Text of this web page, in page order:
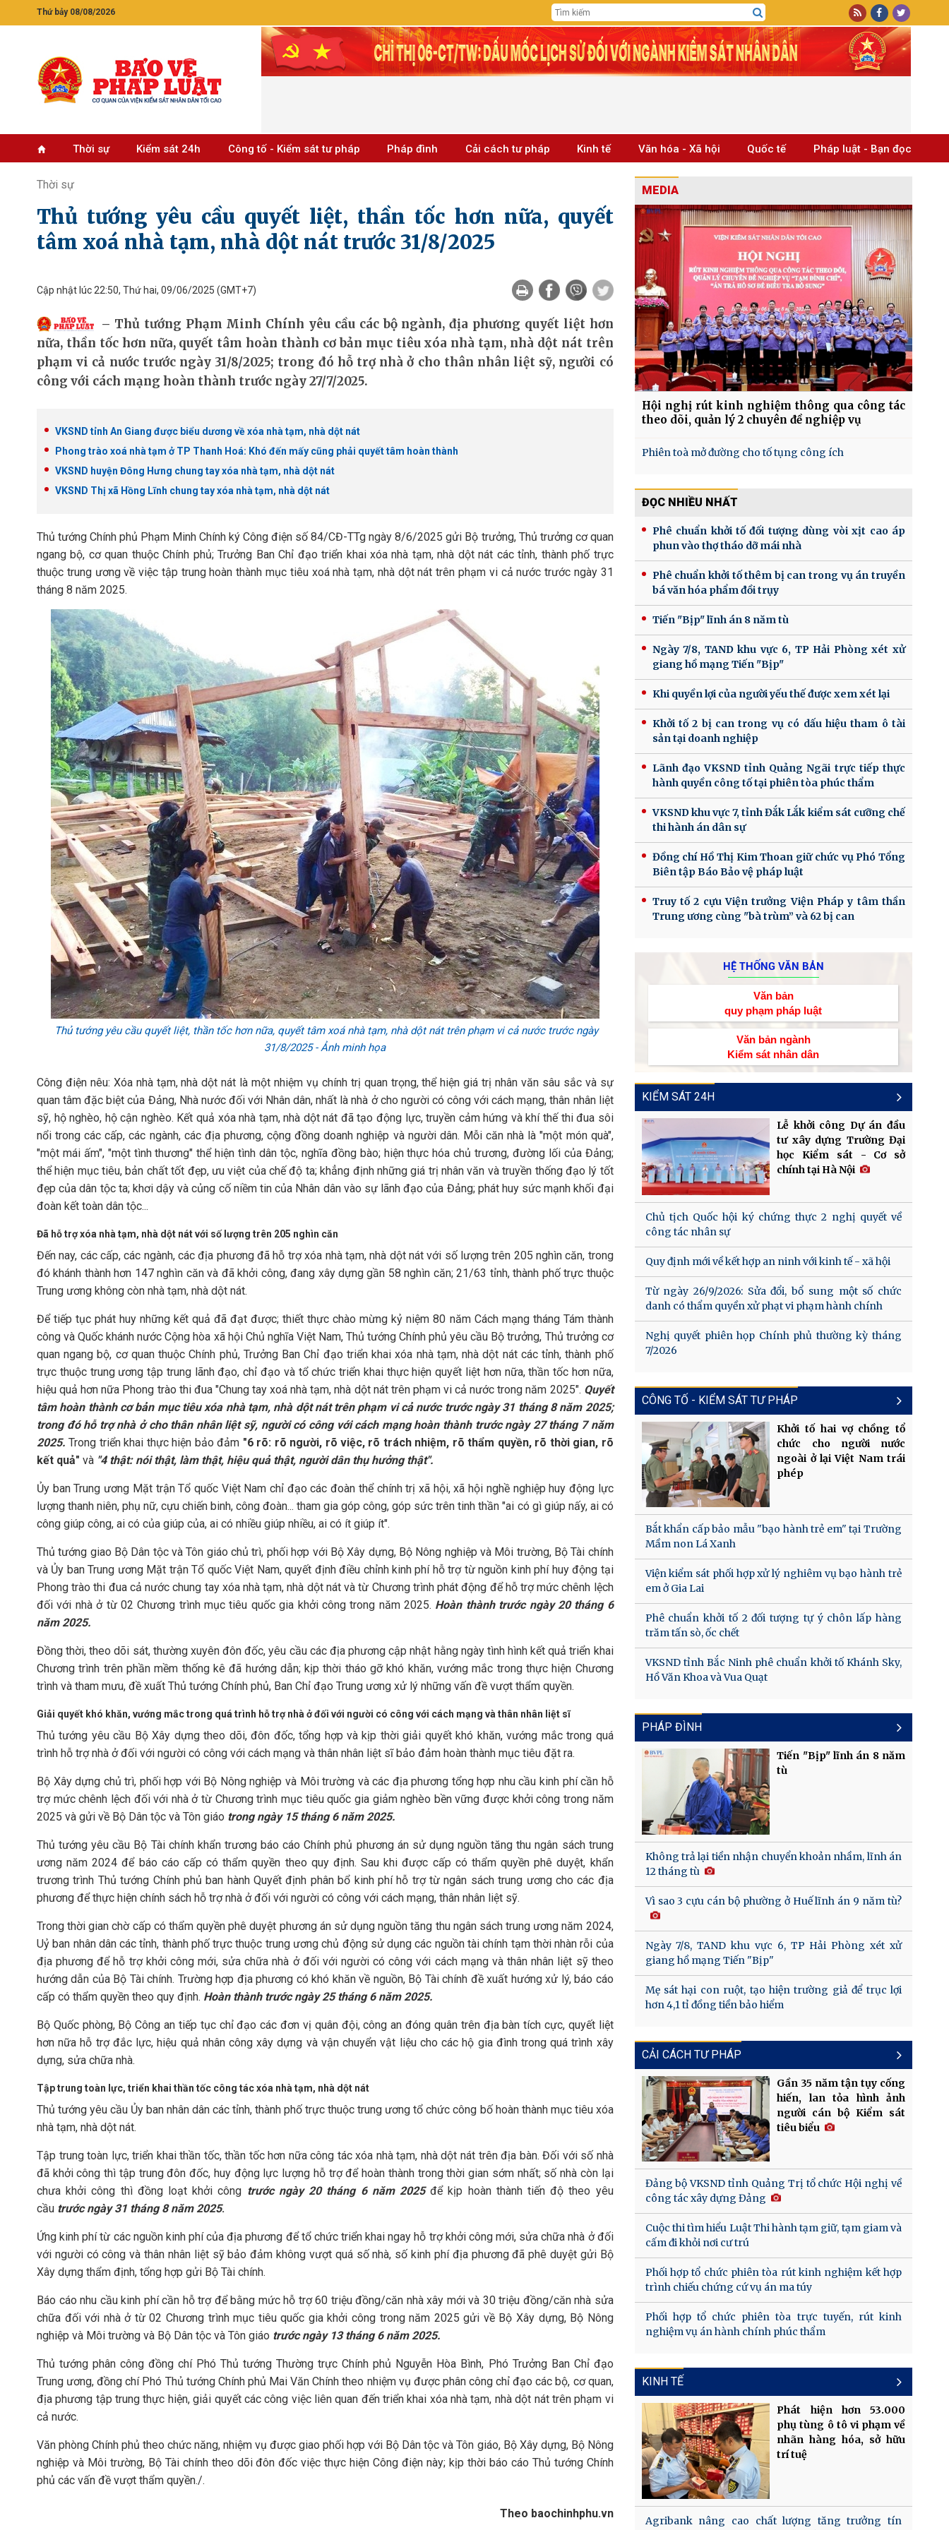
Thứ bảy 08/08/2026
Thời sự Kiểm sát 24h Công tố - Kiểm sát tư pháp Pháp đình Cải cách tư pháp Kinh tế Văn hóa - Xã hội Quốc tế Pháp luật - Bạn đọc
Thời sự
Thủ tướng yêu cầu quyết liệt, thần tốc hơn nữa, quyết
tâm xoá nhà tạm, nhà dột nát trước 31/8/2025
Cập nhật lúc 22:50, Thứ hai, 09/06/2025 (GMT+7)
Thủ tướng Phạm Minh Chính yêu cầu các bộ ngành, địa phương quyết liệt hơn
nữa, thần tốc hơn nữa, quyết tâm hoàn thành cơ bản mục tiêu xóa nhà tạm, nhà dột nát trên
phạm vi cả nước trước ngày 31/8/2025; trong đó hỗ trợ nhà ở cho thân nhân liệt sỹ, người có
công với cách mạng hoàn thành trước ngày 27/7/2025.
VKSND tỉnh An Giang được biểu dương về xóa nhà tạm, nhà dột nát
Phong trào xoá nhà tạm ở TP Thanh Hoá: Khó đến mấy cũng phải quyết tâm hoàn thành
VKSND huyện Đông Hưng chung tay xóa nhà tạm, nhà dột nát
VKSND Thị xã Hồng Lĩnh chung tay xóa nhà tạm, nhà dột nát
Thủ tướng Chính phủ Phạm Minh Chính ký Công điện số 84/CĐ-TTg ngày 8/6/2025 gửi Bộ trưởng, Thủ trưởng cơ quan
ngang bộ, cơ quan thuộc Chính phủ; Trưởng Ban Chỉ đạo triển khai xóa nhà tạm, nhà dột nát các tỉnh, thành phố trực
thuộc trung ương về việc tập trung hoàn thành mục tiêu xoá nhà tạm, nhà dột nát trên phạm vi cả nước trước ngày 31
tháng 8 năm 2025.
Thủ tướng yêu cầu quyết liệt, thần tốc hơn nữa, quyết tâm xoá nhà tạm, nhà dột nát trên phạm vi cả nước trước ngày
31/8/2025 - Ảnh minh họa
Công điện nêu: Xóa nhà tạm, nhà dột nát là một nhiệm vụ chính trị quan trọng, thể hiện giá trị nhân văn sâu sắc và sự
quan tâm đặc biệt của Đảng, Nhà nước đối với Nhân dân, nhất là nhà ở cho người có công với cách mạng, thân nhân liệt
sỹ, hộ nghèo, hộ cận nghèo. Kết quả xóa nhà tạm, nhà dột nát đã tạo động lực, truyền cảm hứng và khí thế thi đua sôi
nổi trong các cấp, các ngành, các địa phương, cộng đồng doanh nghiệp và người dân. Mỗi căn nhà là "một món quà",
"một mái ấm", "một tình thương" thể hiện tình dân tộc, nghĩa đồng bào; hiện thực hóa chủ trương, đường lối của Đảng;
thể hiện mục tiêu, bản chất tốt đẹp, ưu việt của chế độ ta; khẳng định những giá trị nhân văn và truyền thống đạo lý tốt
đẹp của dân tộc ta; khơi dậy và củng cố niềm tin của Nhân dân vào sự lãnh đạo của Đảng; phát huy sức mạnh khối đại
đoàn kết toàn dân tộc...
Đã hỗ trợ xóa nhà tạm, nhà dột nát với số lượng trên 205 nghìn căn
Đến nay, các cấp, các ngành, các địa phương đã hỗ trợ xóa nhà tạm, nhà dột nát với số lượng trên 205 nghìn căn, trong
đó khánh thành hơn 147 nghìn căn và đã khởi công, đang xây dựng gần 58 nghìn căn; 21/63 tỉnh, thành phố trực thuộc
Trung ương không còn nhà tạm, nhà dột nát.
Để tiếp tục phát huy những kết quả đã đạt được; thiết thực chào mừng kỷ niệm 80 năm Cách mạng tháng Tám thành
công và Quốc khánh nước Cộng hòa xã hội Chủ nghĩa Việt Nam, Thủ tướng Chính phủ yêu cầu Bộ trưởng, Thủ trưởng cơ
quan ngang bộ, cơ quan thuộc Chính phủ, Trưởng Ban Chỉ đạo triển khai xóa nhà tạm, nhà dột nát các tỉnh, thành phố
trực thuộc trung ương tập trung lãnh đạo, chỉ đạo và tổ chức triển khai thực hiện quyết liệt hơn nữa, thần tốc hơn nữa,
hiệu quả hơn nữa Phong trào thi đua "Chung tay xoá nhà tạm, nhà dột nát trên phạm vi cả nước trong năm 2025". Quyết
tâm hoàn thành cơ bản mục tiêu xóa nhà tạm, nhà dột nát trên phạm vi cả nước trước ngày 31 tháng 8 năm 2025;
trong đó hỗ trợ nhà ở cho thân nhân liệt sỹ, người có công với cách mạng hoàn thành trước ngày 27 tháng 7 năm
2025. Trong triển khai thực hiện bảo đảm "6 rõ: rõ người, rõ việc, rõ trách nhiệm, rõ thẩm quyền, rõ thời gian, rõ
kết quả" và "4 thật: nói thật, làm thật, hiệu quả thật, người dân thụ hưởng thật".
Ủy ban Trung ương Mặt trận Tổ quốc Việt Nam chỉ đạo các đoàn thể chính trị xã hội, xã hội nghề nghiệp huy động lực
lượng thanh niên, phụ nữ, cựu chiến binh, công đoàn... tham gia góp công, góp sức trên tinh thần "ai có gì giúp nấy, ai có
công giúp công, ai có của giúp của, ai có nhiều giúp nhiều, ai có ít giúp ít".
Thủ tướng giao Bộ Dân tộc và Tôn giáo chủ trì, phối hợp với Bộ Xây dựng, Bộ Nông nghiệp và Môi trường, Bộ Tài chính
và Ủy ban Trung ương Mặt trận Tổ quốc Việt Nam, quyết định điều chỉnh kinh phí hỗ trợ từ nguồn kinh phí huy động tại
Phong trào thi đua cả nước chung tay xóa nhà tạm, nhà dột nát và từ Chương trình phát động để hỗ trợ mức chênh lệch
đối với nhà ở từ 02 Chương trình mục tiêu quốc gia khởi công trong năm 2025. Hoàn thành trước ngày 20 tháng 6
năm 2025.
Đồng thời, theo dõi sát, thường xuyên đôn đốc, yêu cầu các địa phương cập nhật hằng ngày tình hình kết quả triển khai
Chương trình trên phần mềm thống kê đã hướng dẫn; kịp thời tháo gỡ khó khăn, vướng mắc trong thực hiện Chương
trình và tham mưu, đề xuất Thủ tướng Chính phủ, Ban Chỉ đạo Trung ương xử lý những vấn đề vượt thẩm quyền.
Giải quyết khó khăn, vướng mắc trong quá trình hỗ trợ nhà ở đối với người có công với cách mạng và thân nhân liệt sĩ
Thủ tướng yêu cầu Bộ Xây dựng theo dõi, đôn đốc, tổng hợp và kịp thời giải quyết khó khăn, vướng mắc trong quá
trình hỗ trợ nhà ở đối với người có công với cách mạng và thân nhân liệt sĩ bảo đảm hoàn thành mục tiêu đặt ra.
Bộ Xây dựng chủ trì, phối hợp với Bộ Nông nghiệp và Môi trường và các địa phương tổng hợp nhu cầu kinh phí cần hỗ
trợ mức chênh lệch đối với nhà ở từ Chương trình mục tiêu quốc gia giảm nghèo bền vững được khởi công trong năm
2025 và gửi về Bộ Dân tộc và Tôn giáo trong ngày 15 tháng 6 năm 2025.
Thủ tướng yêu cầu Bộ Tài chính khẩn trương báo cáo Chính phủ phương án sử dụng nguồn tăng thu ngân sách trung
ương năm 2024 để báo cáo cấp có thẩm quyền theo quy định. Sau khi được cấp có thẩm quyền phê duyệt, khẩn
trương trình Thủ tướng Chính phủ ban hành Quyết định phân bổ kinh phí hỗ trợ từ ngân sách trung ương cho các địa
phương để thực hiện chính sách hỗ trợ nhà ở đối với người có công với cách mạng, thân nhân liệt sỹ.
Trong thời gian chờ cấp có thẩm quyền phê duyệt phương án sử dụng nguồn tăng thu ngân sách trung ương năm 2024,
Uỷ ban nhân dân các tỉnh, thành phố trực thuộc trung ương chủ động sử dụng các nguồn tài chính tạm thời nhàn rỗi của
địa phương để hỗ trợ khởi công mới, sửa chữa nhà ở đối với người có công với cách mạng và thân nhân liệt sỹ theo
hướng dẫn của Bộ Tài chính. Trường hợp địa phương có khó khăn về nguồn, Bộ Tài chính đề xuất hướng xử lý, báo cáo
cấp có thẩm quyền theo quy định. Hoàn thành trước ngày 25 tháng 6 năm 2025.
Bộ Quốc phòng, Bộ Công an tiếp tục chỉ đạo các đơn vị quân đội, công an đóng quân trên địa bàn tích cực, quyết liệt
hơn nữa hỗ trợ đắc lực, hiệu quả nhân công xây dựng và vận chuyển vật liệu cho các hộ gia đình trong quá trình xây
dựng, sửa chữa nhà.
Tập trung toàn lực, triển khai thần tốc công tác xóa nhà tạm, nhà dột nát
Thủ tướng yêu cầu Ủy ban nhân dân các tỉnh, thành phố trực thuộc trung ương tổ chức công bố hoàn thành mục tiêu xóa
nhà tạm, nhà dột nát.
Tập trung toàn lực, triển khai thần tốc, thần tốc hơn nữa công tác xóa nhà tạm, nhà dột nát trên địa bàn. Đối với số nhà
đã khởi công thì tập trung đôn đốc, huy động lực lượng hỗ trợ để hoàn thành trong thời gian sớm nhất; số nhà còn lại
chưa khởi công thì đồng loạt khởi công trước ngày 20 tháng 6 năm 2025để kịp hoàn thành tiến độ theo yêu
cầu trước ngày 31 tháng 8 năm 2025.
Ứng kinh phí từ các nguồn kinh phí của địa phương để tổ chức triển khai ngay hỗ trợ khởi công mới, sửa chữa nhà ở đối
với người có công và thân nhân liệt sỹ bảo đảm không vượt quá số nhà, số kinh phí địa phương đã phê duyệt gửi Bộ
Xây dựng thẩm định, tổng hợp gửi Bộ Tài chính.
Báo cáo nhu cầu kinh phí cần hỗ trợ để bằng mức hỗ trợ 60 triệu đồng/căn nhà xây mới và 30 triệu đồng/căn nhà sửa
chữa đối với nhà ở từ 02 Chương trình mục tiêu quốc gia khởi công trong năm 2025 gửi về Bộ Xây dựng, Bộ Nông
nghiệp và Môi trường và Bộ Dân tộc và Tôn giáo trước ngày 13 tháng 6 năm 2025.
Thủ tướng phân công đồng chí Phó Thủ tướng Thường trực Chính phủ Nguyễn Hòa Bình, Phó Trưởng Ban Chỉ đạo
Trung ương, đồng chí Phó Thủ tướng Chính phủ Mai Văn Chính theo nhiệm vụ được phân công chỉ đạo các bộ, cơ quan,
địa phương tập trung thực hiện, giải quyết các công việc liên quan đến triển khai xóa nhà tạm, nhà dột nát trên phạm vi
cả nước.
Văn phòng Chính phủ theo chức năng, nhiệm vụ được giao phối hợp với Bộ Dân tộc và Tôn giáo, Bộ Xây dựng, Bộ Nông
nghiệp và Môi trường, Bộ Tài chính theo dõi đôn đốc việc thực hiện Công điện này; kịp thời báo cáo Thủ tướng Chính
phủ các vấn đề vượt thẩm quyền./.
Theo baochinhphu.vn
MEDIA
Hội nghị rút kinh nghiệm thông qua công tác
theo dõi, quản lý 2 chuyên đề nghiệp vụ
Phiên toà mở đường cho tố tụng công ích
ĐỌC NHIỀU NHẤT
Phê chuẩn khởi tố đối tượng dùng vòi xịt cao áp
phun vào thợ tháo dỡ mái nhà
Phê chuẩn khởi tố thêm bị can trong vụ án truyền
bá văn hóa phẩm đồi trụy
Tiến "Bịp" lĩnh án 8 năm tù
Ngày 7/8, TAND khu vực 6, TP Hải Phòng xét xử
giang hồ mạng Tiến "Bịp"
Khi quyền lợi của người yếu thế được xem xét lại
Khởi tố 2 bị can trong vụ có dấu hiệu tham ô tài
sản tại doanh nghiệp
Lãnh đạo VKSND tỉnh Quảng Ngãi trực tiếp thực
hành quyền công tố tại phiên tòa phúc thẩm
VKSND khu vực 7, tỉnh Đắk Lắk kiểm sát cưỡng chế
thi hành án dân sự
Đồng chí Hồ Thị Kim Thoan giữ chức vụ Phó Tổng
Biên tập Báo Bảo vệ pháp luật
Truy tố 2 cựu Viện trưởng Viện Pháp y tâm thần
Trung ương cùng "bà trùm” và 62 bị can
HỆ THỐNG VĂN BẢN
Văn bản
quy phạm pháp luật
Văn bản ngành
Kiểm sát nhân dân
KIỂM SÁT 24H
Lễ khởi công Dự án đầu
tư xây dựng Trường Đại
học Kiểm sát - Cơ sở
chính tại Hà Nội
Chủ tịch Quốc hội ký chứng thực 2 nghị quyết về
công tác nhân sự
Quy định mới về kết hợp an ninh với kinh tế - xã hội
Từ ngày 26/9/2026: Sửa đổi, bổ sung một số chức
danh có thẩm quyền xử phạt vi phạm hành chính
Nghị quyết phiên họp Chính phủ thường kỳ tháng
7/2026
CÔNG TỐ - KIỂM SÁT TƯ PHÁP
Khởi tố hai vợ chồng tổ
chức cho người nước
ngoài ở lại Việt Nam trái
phép
Bắt khẩn cấp bảo mẫu "bạo hành trẻ em" tại Trường
Mầm non Lá Xanh
Viện kiểm sát phối hợp xử lý nghiêm vụ bạo hành trẻ
em ở Gia Lai
Phê chuẩn khởi tố 2 đối tượng tự ý chôn lấp hàng
trăm tấn sò, ốc chết
VKSND tỉnh Bắc Ninh phê chuẩn khởi tố Khánh Sky,
Hồ Văn Khoa và Vua Quạt
PHÁP ĐÌNH
Tiến "Bịp" lĩnh án 8 năm
tù
Không trả lại tiền nhận chuyển khoản nhầm, lĩnh án
12 tháng tù
Vì sao 3 cựu cán bộ phường ở Huế lĩnh án 9 năm tù?
Ngày 7/8, TAND khu vực 6, TP Hải Phòng xét xử
giang hồ mạng Tiến "Bịp"
Mẹ sát hại con ruột, tạo hiện trường giả để trục lợi
hơn 4,1 tỉ đồng tiền bảo hiểm
CẢI CÁCH TƯ PHÁP
Gần 35 năm tận tụy cống
hiến, lan tỏa hình ảnh
người cán bộ Kiểm sát
tiêu biểu
Đảng bộ VKSND tỉnh Quảng Trị tổ chức Hội nghị về
công tác xây dựng Đảng
Cuộc thi tìm hiểu Luật Thi hành tạm giữ, tạm giam và
cấm đi khỏi nơi cư trú
Phối hợp tổ chức phiên tòa rút kinh nghiệm kết hợp
trình chiếu chứng cứ vụ án ma túy
Phối hợp tổ chức phiên tòa trực tuyến, rút kinh
nghiệm vụ án hành chính phúc thẩm
KINH TẾ
Phát hiện hơn 53.000
phụ tùng ô tô vi phạm về
nhãn hàng hóa, sở hữu
trí tuệ
Agribank nâng cao chất lượng tăng trưởng tín